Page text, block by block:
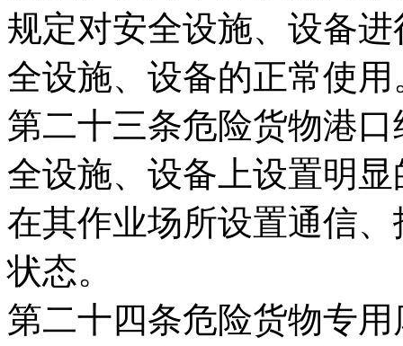
规定对安全设施、设备
全设施、设备的正常使用
第二十三条危险货物港
全设施、设备上设置明
在其作业场所设置通信
状态。
第二十四条危险货物专